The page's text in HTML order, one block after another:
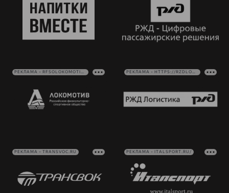
РЕКЛАМА • RFSOLOKOMOTIV.RU РЕКЛАМА • HTTPS://RZDLOG.RU/
РЕКЛАМА • TRANSVOC.RU РЕКЛАМА • ITALSPORT.RU/